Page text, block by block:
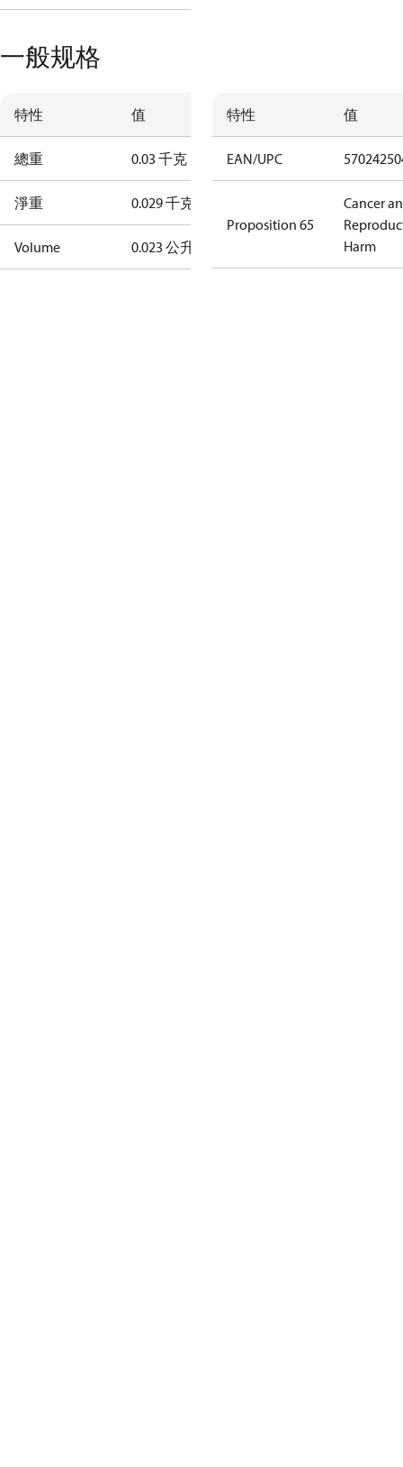
一般规格
特性 值
總重 0.03 千克
淨重 0.029 千克
Volume 0.023 公升
特性 值
EAN/UPC
Proposition 65
Cancer
Harm